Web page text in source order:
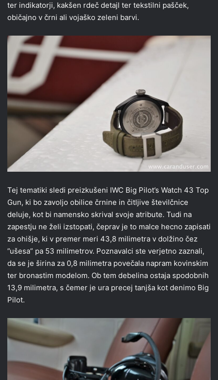
ter indikatorji, kakšen rdeč detajl ter tekstilni pašček,
običajno v črni ali vojaško zeleni barvi.
Tej tematiki sledi preizkušeni IWC Big Pilot’s Watch 43 Top
Gun, ki bo zavoljo obilice črnine in čitljive številčnice
deluje, kot bi namensko skrival svoje atribute. Tudi na
zapestju ne želi izstopati, čeprav je to malce hecno zapisati
za ohišje, ki v premer meri 43,8 milimetra v dolžino čez
”ušesa” pa 53 milimetrov. Poznavalci ste verjetno zaznali,
da se je širina za 0,8 milimetra povečala napram kovinskim
ter bronastim modelom. Ob tem debelina ostaja spodobnih
13,9 milimetra, s čemer je ura precej tanjša kot denimo Big
Pilot.